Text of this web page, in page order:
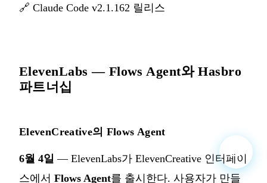
🔗 Claude Code v2.1.162 릴리스
ElevenLabs — Flows Agent와 Hasbro
파트너십
ElevenCreative의 Flows Agent
6월 4일 — ElevenLabs가 ElevenCreative 인터페이
스에서 Flows Agent를 출시한다. 사용자가 만들